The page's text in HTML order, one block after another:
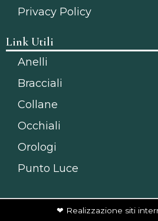
Privacy Policy
Link Utili
Anelli
Bracciali
Collane
Occhiali
Orologi
Punto Luce
❤ Realizzazione siti